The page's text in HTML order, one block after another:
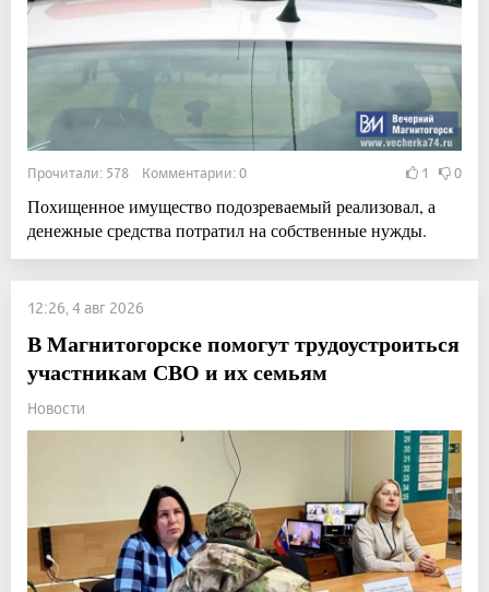
Прочитали: 578 Комментарии: 0 1 0
Похищенное имущество подозреваемый реализовал, а
денежные средства потратил на собственные нужды.
12:26, 4 авг 2026
В Магнитогорске помогут трудоустроиться
участникам СВО и их семьям
Новости